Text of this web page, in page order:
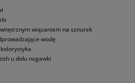
wiązaniem na sznurek
wodę
u dołu nogawki